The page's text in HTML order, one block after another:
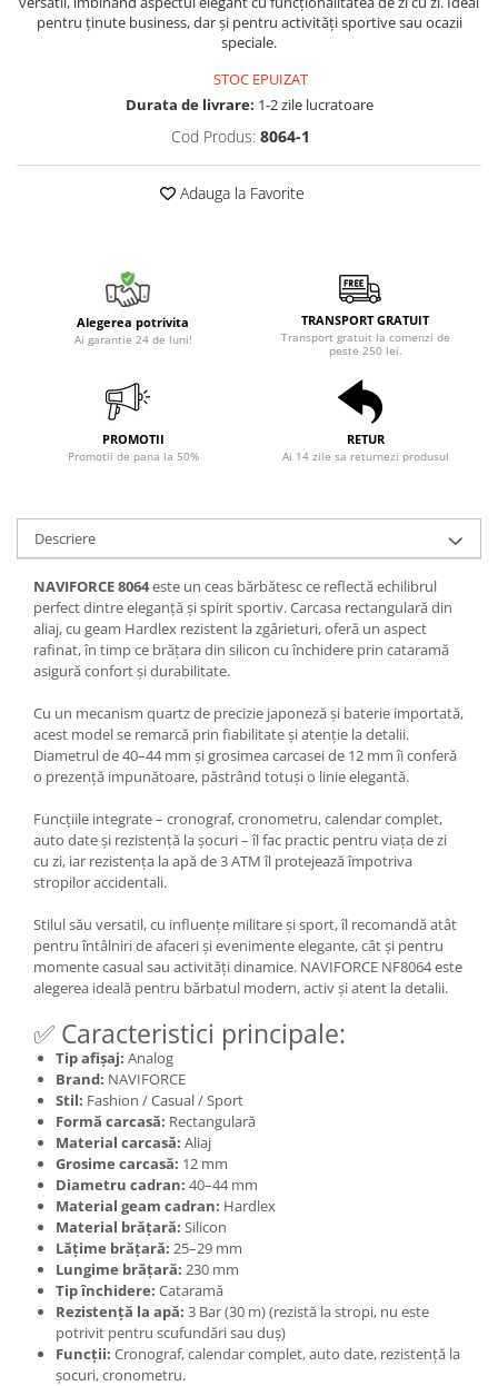
pentru ținute business, dar și pentru activități sportive sau ocazii
speciale.
STOC EPUIZAT
Durata de livrare: 1-2 zile lucratoare
Cod Produs: 8064-1
Adauga la Favorite
Alegerea potrivita
Ai garantie 24 de luni!
TRANSPORT GRATUIT
Transport gratuit la comenzi de
peste 250 lei.
PROMOTII
Promotii de pana la 50%
RETUR
Ai 14 zile sa returnezi produsul
Descriere
NAVIFORCE 8064este un ceas bărbătesc ce reflectă echilibrul
perfect dintre eleganță și spirit sportiv. Carcasa rectangulară din
aliaj, cu geam Hardlex rezistent la zgârieturi, oferă un aspect
rafinat, în timp ce brățara din silicon cu închidere prin cataramă
asigură confort și durabilitate.
Cu un mecanism quartz de precizie japoneză și baterie importată,
acest model se remarcă prin fiabilitate și atenție la detalii.
Diametrul de 40–44 mm și grosimea carcasei de 12 mm îi conferă
o prezență impunătoare, păstrând totuși o linie elegantă.
Funcțiile integrate – cronograf, cronometru, calendar complet,
auto date și rezistență la șocuri – îl fac practic pentru viața de zi
cu zi, iar rezistența la apă de 3 ATM îl protejează împotriva
stropilor accidentali.
Stilul său versatil, cu influențe militare și sport, îl recomandă atât
pentru întâlniri de afaceri și evenimente elegante, cât și pentru
momente casual sau activități dinamice. NAVIFORCE NF8064 este
alegerea ideală pentru bărbatul modern, activ și atent la detalii.
✅ Caracteristici principale:
Tip afișaj: Analog
Brand: NAVIFORCE
Stil: Fashion / Casual / Sport
Formă carcasă: Rectangulară
Material carcasă: Aliaj
Grosime carcasă: 12 mm
Diametru cadran: 40–44 mm
Material geam cadran: Hardlex
Material brățară: Silicon
Lățime brățară: 25–29 mm
Lungime brățară: 230 mm
Tip închidere: Cataramă
Rezistență la apă: 3 Bar (30 m) (rezistă la stropi, nu este
potrivit pentru scufundări sau duș)
Funcții: Cronograf, calendar complet, auto date, rezistență la
șocuri, cronometru.